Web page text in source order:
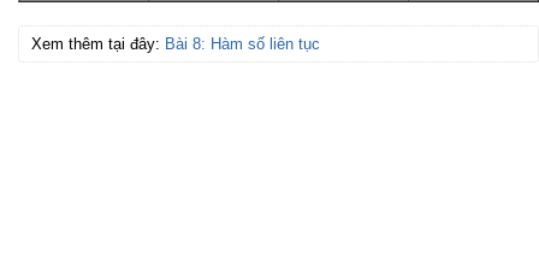
Xem thêm tại đây: Bài 8: Hàm số liên tục